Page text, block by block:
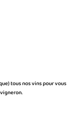
tous nos vins pour vous